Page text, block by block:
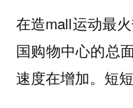
在造mall运动最
国购物中心的总
速度在增加。短